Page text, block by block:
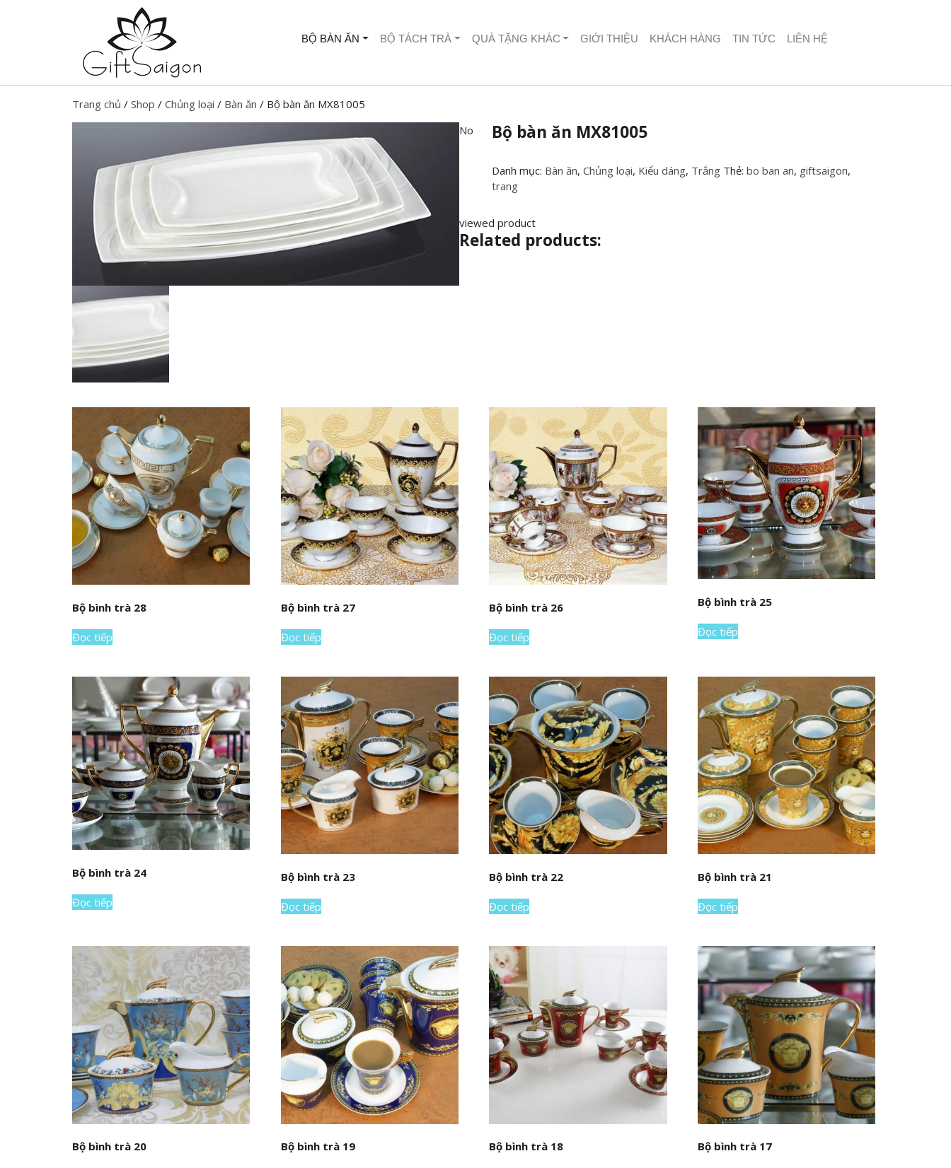
BỘ BÀN ĂN BỘ TÁCH TRÀ QUÀ TẶNG KHÁC GIỚI THIỆU KHÁCH HÀNG TIN TỨC LIÊN HỆ
Trang chủ / Shop / Chủng loại / Bàn ăn / Bộ bàn ăn MX81005
Bộ bàn ăn MX81005
Danh mục: Bàn ăn, Chủng loại, Kiểu dáng, Trắng Thẻ: bo ban an, giftsaigon,
trang
No
viewed product
Related products:
Bộ bình trà 28
Đọc tiếp
Bộ bình trà 27
Đọc tiếp
Bộ bình trà 26
Đọc tiếp
Bộ bình trà 25
Đọc tiếp
Bộ bình trà 24
Đọc tiếp
Bộ bình trà 23
Đọc tiếp
Bộ bình trà 22
Đọc tiếp
Bộ bình trà 21
Đọc tiếp
Bộ bình trà 20 Bộ bình trà 19 Bộ bình trà 18 Bộ bình trà 17